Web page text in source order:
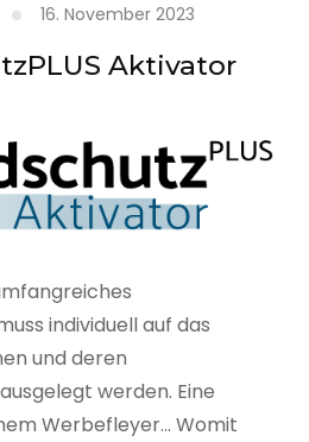
Schlacht
im
Netz
16. November 2023
Aktivator
individuell auf das
und deren
werden. Eine
Werbefleyer… Womit